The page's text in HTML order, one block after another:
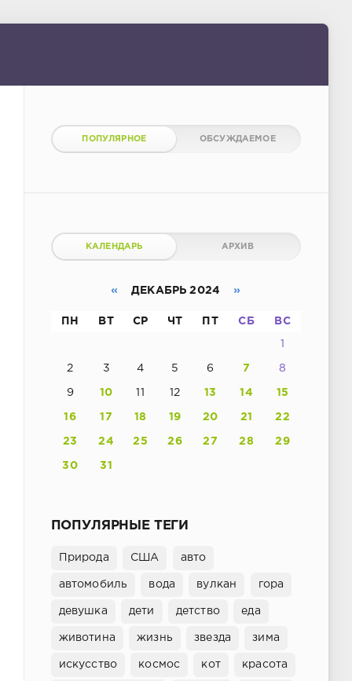
ПОПУЛЯРНОЕ ОБСУЖДАЕМОЕ
КАЛЕНДАРЬ АРХИВ
« ДЕКАБРЬ 2024 »
ПН ВТ СР ЧТ ПТ СБ ВС
1
2 3 4 5 6 7 8
9 10 11 12 13 14 15
16 17 18 19 20 21 22
23 24 25 26 27 28 29
30 31
ПОПУЛЯРНЫЕ ТЕГИ
Природа США авто
автомобиль вода вулкан гора
девушка дети детство еда
животина жизнь звезда зима
искусство космос кот красота